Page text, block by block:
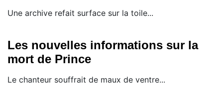
Une archive refait surface sur la toile...
Les nouvelles informations sur la
mort de Prince
Le chanteur souffrait de maux de ventre...